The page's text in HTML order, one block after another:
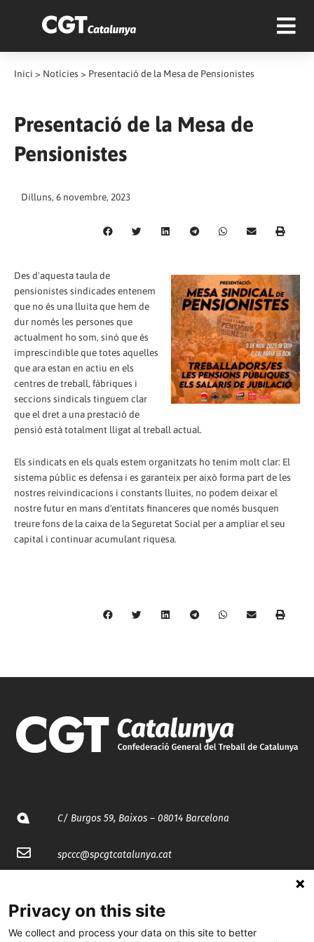
Inici > Notícies > Presentació de la Mesa de Pensionistes
Presentació de la Mesa de
Pensionistes
Dilluns, 6 novembre, 2023
Des d'aquesta taula de
pensionistes sindicades entenem
que no és una lluita que hem de
dur només les persones que
actualment ho som, sinó que és
imprescindible que totes aquelles
que ara estan en actiu en els
centres de treball, fàbriques i
seccions sindicals tinguem clar
que el dret a una prestació de
pensió està totalment lligat al treball actual.
Els sindicats en els quals estem organitzats ho tenim molt clar: El
sistema públic es defensa i es garanteix per això forma part de les
nostres reivindicacions i constants lluites, no podem deixar el
nostre futur en mans d'entitats financeres que només busquen
treure fons de la caixa de la Seguretat Social per a ampliar el seu
capital i continuar acumulant riquesa.
C/ Burgos 59, Baixos – 08014 Barcelona
spccc@spcgtcatalunya.cat
@CGTCatalunya
Privacy on this site
We collect and process your data on this site to better